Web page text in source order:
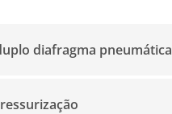
diafragma pneumática